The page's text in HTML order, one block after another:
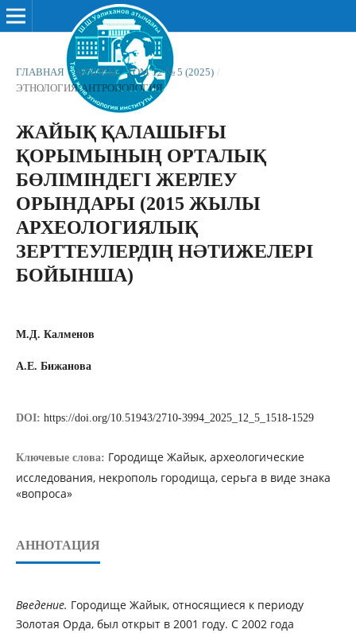
ГЛАВНАЯ / АРХИВЫ / ТОМ 12 № 5 (2025) /
ЭТНОЛОГИЯ/АНТРОПОЛОГИЯ
ЖАЙЫҚ ҚАЛАШЫҒЫ
ҚОРЫМЫНЫҢ ОРТАЛЫҚ
БӨЛІМІНДЕГІ ЖЕРЛЕУ
ОРЫНДАРЫ (2015 ЖЫЛЫ
АРХЕОЛОГИЯЛЫҚ
ЗЕРТТЕУЛЕРДІҢ НӘТИЖЕЛЕРІ
БОЙЫНША)
М.Д. Калменов
А.Е. Бижанова
DOI: https://doi.org/10.51943/2710-3994_2025_12_5_1518-1529
Ключевые слова: Городище Жайык, археологические
исследования, некрополь городища, серьга в виде знака
«вопроса»
АННОТАЦИЯ
Введение. Городище Жайык, относящиеся к периоду
Золотая Орда, был открыт в 2001 году. С 2002 года